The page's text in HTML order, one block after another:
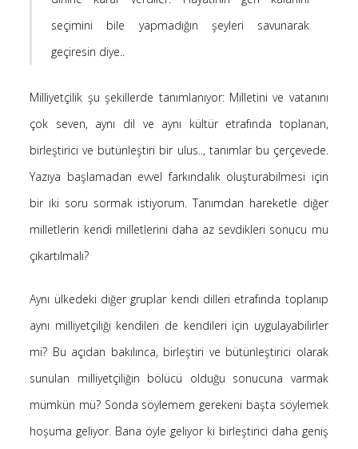
Saçı Örtmek Kur’an’ın Emri midir? – Nihai
Biraz Hayal, Biraz Aşk, Merhaba!
Kader: Alın Yazısı mı Akıl Yazısı mı?
20 Şubat 2025
Anlam Arayışı – Günlük
27 Ekim 2024
23 Nisan 2019
Son Yorumlar
Ayfer Kaya-Kur’an’a göre Hırsızın Eli mi Kesilir ?
5 Ocak 2025
Hakan öztürk- Kur’an’a göre Hırsızın Eli mi Kesilir ?
4 Ocak 2025
seçimini bile yapmadığın şeyleri savunarak
geçiresin diye..
Milliyetçilik şu şekillerde tanımlanıyor: Milletini ve vatanını
çok seven, aynı dil ve aynı kültür etrafında toplanan,
birleştirici ve bütünleştiri bir ulus.., tanımlar bu çerçevede.
Yazıya başlamadan evvel farkındalık oluşturabilmesi için
bir iki soru sormak istiyorum. Tanımdan hareketle diğer
milletlerin kendi milletlerini daha az sevdikleri sonucu mu
çıkartılmalı?
Aynı ülkedeki diğer gruplar kendi dilleri etrafında toplanıp
aynı milliyetçiliği kendileri de kendileri için uygulayabilirler
mi? Bu açıdan bakılınca, birleştiri ve bütünleştirici olarak
sunulan milliyetçiliğin bölücü olduğu sonucuna varmak
mümkün mü? Sonda söylemem gerekeni başta söylemek
hoşuma geliyor. Bana öyle geliyor ki birleştirici daha geniş